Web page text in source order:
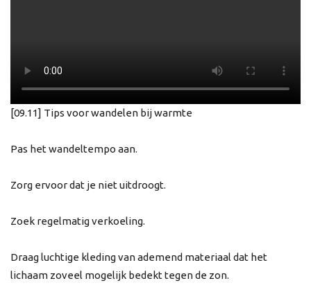
[09.11] Tips voor wandelen bij warmte
Pas het wandeltempo aan.
Zorg ervoor dat je niet uitdroogt.
Zoek regelmatig verkoeling.
Draag luchtige kleding van ademend materiaal dat het
lichaam zoveel mogelijk bedekt tegen de zon.